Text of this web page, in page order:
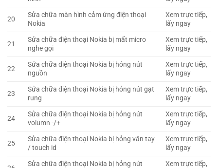
20
Sửa chữa màn hình cảm ứng điện thoại
Nokia
Xem trực tiếp,
lấy ngay
21
Sửa chữa điện thoại Nokia bị mất micro
nghe gọi
Xem trực tiếp,
lấy ngay
22
Sửa chữa điện thoại Nokia bị hỏng nút
nguồn
Xem trực tiếp,
lấy ngay
23
Sửa chữa điện thoại Nokia bị hỏng nút gạt
rung
Xem trực tiếp,
lấy ngay
24
Sửa chữa điện thoại Nokia bị hỏng nút
volumn -/+
Xem trực tiếp,
lấy ngay
25
Sửa chữa điện thoại Nokia bị hỏng vân tay
/ touch id
Xem trực tiếp,
lấy ngay
Sửa chữa điện thoại Nokia bị hỏng nút Xem trực tiếp,